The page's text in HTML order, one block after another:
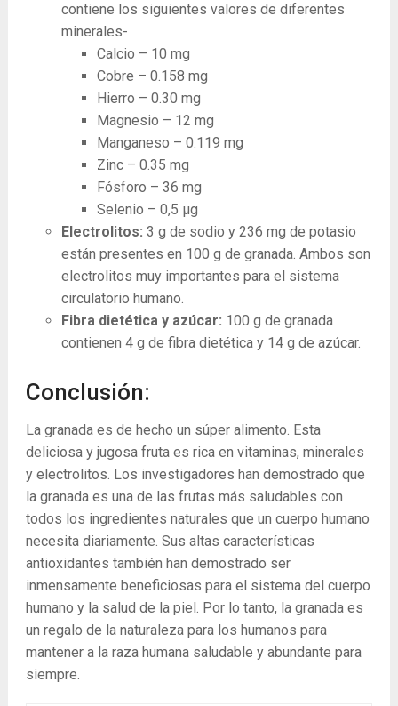
contiene los siguientes valores de diferentes
minerales-
Calcio – 10 mg
Cobre – 0.158 mg
Hierro – 0.30 mg
Magnesio – 12 mg
Manganeso – 0.119 mg
Zinc – 0.35 mg
Fósforo – 36 mg
Selenio – 0,5 μg
Electrolitos: 3 g de sodio y 236 mg de potasio
están presentes en 100 g de granada. Ambos son
electrolitos muy importantes para el sistema
circulatorio humano.
Fibra dietética y azúcar: 100 g de granada
contienen 4 g de fibra dietética y 14 g de azúcar.
Conclusión:
La granada es de hecho un súper alimento. Esta
deliciosa y jugosa fruta es rica en vitaminas, minerales
y electrolitos. Los investigadores han demostrado que
la granada es una de las frutas más saludables con
todos los ingredientes naturales que un cuerpo humano
necesita diariamente. Sus altas características
antioxidantes también han demostrado ser
inmensamente beneficiosas para el sistema del cuerpo
humano y la salud de la piel. Por lo tanto, la granada es
un regalo de la naturaleza para los humanos para
mantener a la raza humana saludable y abundante para
siempre.